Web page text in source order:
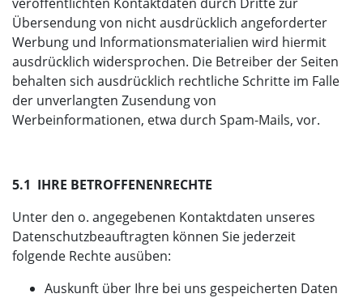
Übersendung von nicht ausdrücklich angeforderter
Werbung und Informationsmaterialien wird hiermit
ausdrücklich widersprochen. Die Betreiber der Seiten
behalten sich ausdrücklich rechtliche Schritte im Falle
der unverlangten Zusendung von
Werbeinformationen, etwa durch Spam-Mails, vor.
5.1 IHRE BETROFFENENRECHTE
Unter den o. angegebenen Kontaktdaten unseres
Datenschutzbeauftragten können Sie jederzeit
folgende Rechte ausüben:
Auskunft über Ihre bei uns gespeicherten Daten